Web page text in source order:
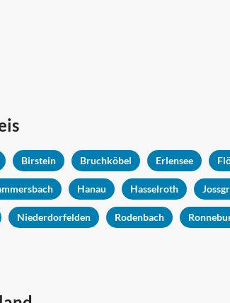
Birstein Bruchköbel Erlensee
Hanau Hasselroth
Niederdorfelden Rodenbach